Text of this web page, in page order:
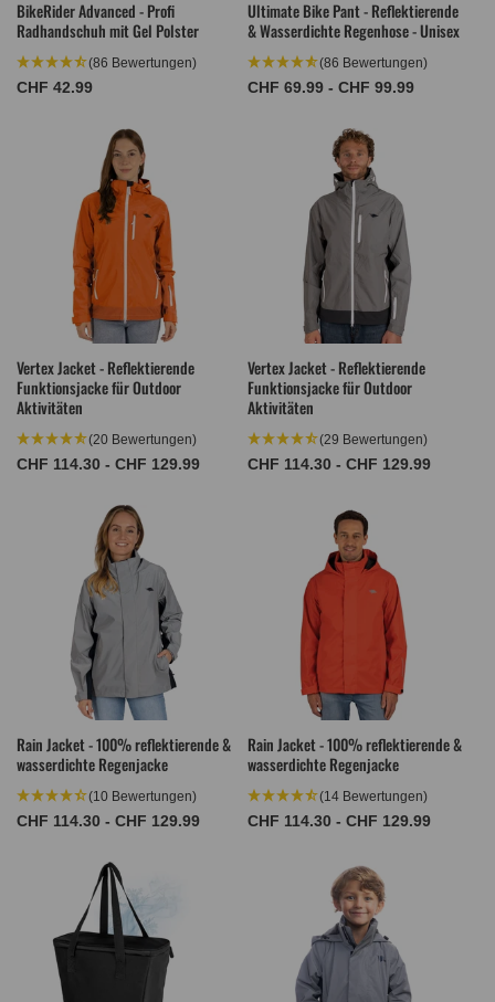
BikeRider Advanced - Profi
Radhandschuh mit Gel Polster
(86 Bewertungen)
Normaler
CHF 42.99
Ultimate Bike Pant - Reflektierende
& Wasserdichte Regenhose - Unisex
(86 Bewertungen)
Normaler
CHF 69.99 - CHF 99.99
Vertex Jacket - Reflektierende
Funktionsjacke für Outdoor
Aktivitäten
(20 Bewertungen)
Normaler
CHF 114.30 - CHF 129.99
Vertex Jacket - Reflektierende
Funktionsjacke für Outdoor
Aktivitäten
(29 Bewertungen)
Normaler
CHF 114.30 - CHF 129.99
Rain Jacket - 100% reflektierende &
wasserdichte Regenjacke
(10 Bewertungen)
Normaler
CHF 114.30 - CHF 129.99
Rain Jacket - 100% reflektierende &
wasserdichte Regenjacke
(14 Bewertungen)
Normaler
CHF 114.30 - CHF 129.99